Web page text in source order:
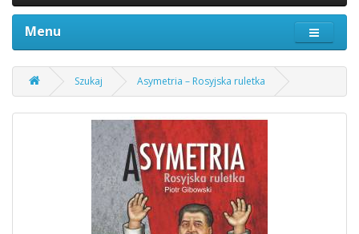
Menu
Szukaj Asymetria – Rosyjska ruletka